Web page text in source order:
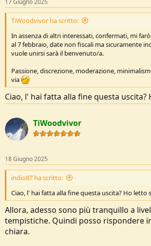
:
17 Giugno 2025
TiWoodvivor ha scritto:
In assenza di altri interessati, confermati, mi
al 7 febbraio, date non fiscali ma sicuramente
vuole unirsi sarà il benvenuto/a.
Passione, discrezione, moderazione,
via
Ciao, l' hai fatta alla fine questa uscita?
TiWoodvivor
18 Giugno 2025
indio87 ha scritto:
Ciao, l' hai fatta alla fine questa uscita? Ho letto
Allora, adesso sono più tranquillo a
tempistiche. Quindi posso rispondere
chiara.